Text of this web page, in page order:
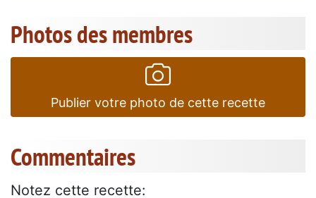
Photos des membres
Publier votre photo de cette recette
Commentaires
Notez cette recette: